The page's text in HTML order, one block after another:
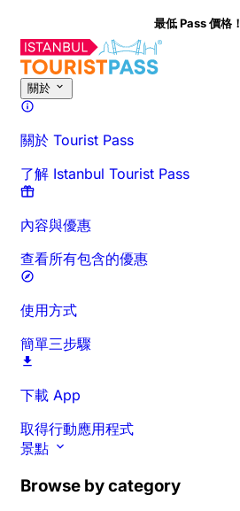
最低 Pass 價格！
關於
關於 Tourist Pass
了解 Istanbul Tourist Pass
內容與優惠
查看所有包含的優惠
使用方式
簡單三步驟
下載 App
取得行動應用程式
景點
Browse by category